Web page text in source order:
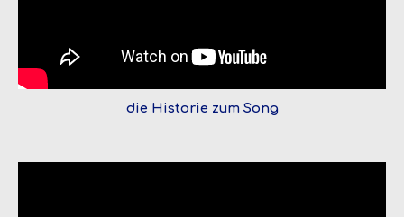
die Historie zum Song